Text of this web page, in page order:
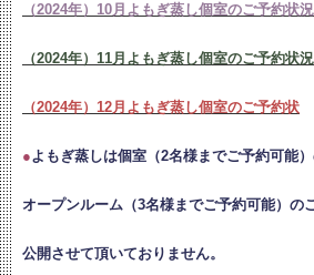
（2024年）10月よもぎ蒸し個室のご予約状況
（2024年）11月よもぎ蒸し個室のご予約状況
（2024年）12月よもぎ蒸し個室のご予約状
●よもぎ蒸しは個室（2名様までご予約可能
オープンルーム（3名様までご予約可能）の
公開させて頂いておりません。